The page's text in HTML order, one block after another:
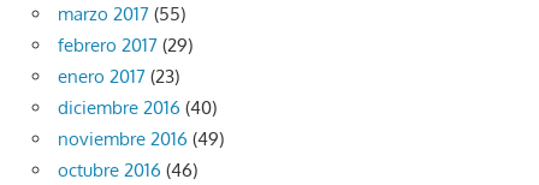
marzo 2017 (55)
febrero 2017 (29)
enero 2017 (23)
diciembre 2016 (40)
noviembre 2016 (49)
octubre 2016 (46)